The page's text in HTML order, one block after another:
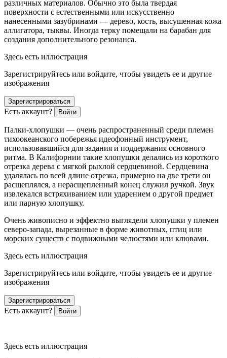
различных материалов. Обычно это была твердая
поверхности с естественными или искусственно
нанесенными зазубринами — дерево, кость, высушенная кожа
аллигатора, тыквы. Иногда терку помещали на барабан для
создания дополнительного резонанса.
Здесь есть иллюстрация
Зарегистрируйтесь или войдите, чтобы увидеть ее и другие
изображения
Зарегистрироваться
Есть аккаунт? Войти
Палки-хлопушки — очень распространенный среди племен
тихоокеанского побережья идеофонный инструмент,
использовавшийся для задания и поддержания основного
ритма. В Калифорнии такие хлопушки делались из короткого
отрезка дерева с мягкой рыхлой сердцевиной. Сердцевина
удалялась по всей длине отрезка, примерно на две трети он
расщеплялся, а нерасщепленный конец служил ручкой. Звук
извлекался встряхиванием или ударением о другой предмет
или парную хлопушку.
Очень живописно и эффектно выглядели хлопушки у племен
северо-запада, вырезанные в форме животных, птиц или
морских существ с подвижными челюстями или клювами.
Здесь есть иллюстрация
Зарегистрируйтесь или войдите, чтобы увидеть ее и другие
изображения
Зарегистрироваться
Есть аккаунт? Войти
Здесь есть иллюстрация